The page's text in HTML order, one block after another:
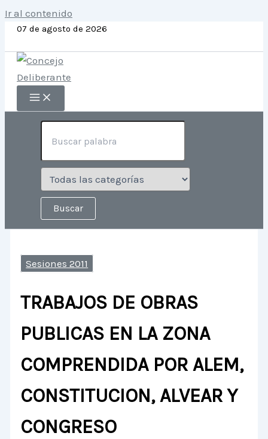
Ir al contenido
07 de agosto de 2026
Sesiones 2011
TRABAJOS DE OBRAS
PUBLICAS EN LA ZONA
COMPRENDIDA POR ALEM,
CONSTITUCION, ALVEAR Y
CONGRESO